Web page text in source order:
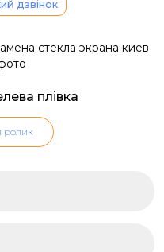
дзвінок
плівка
ролик